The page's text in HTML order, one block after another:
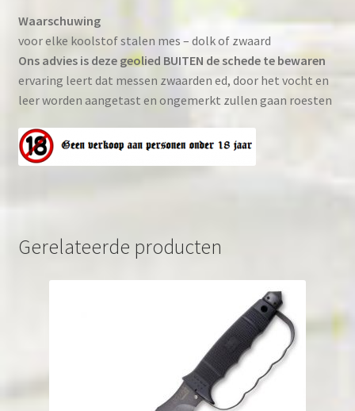
Waarschuwing
voor elke koolstof stalen mes – dolk of zwaard
Ons advies is deze geolied BUITEN de schede te bewaren
ervaring leert dat messen zwaarden ed, door het vocht en
leer worden aangetast en ongemerkt zullen gaan roesten
Gerelateerde producten